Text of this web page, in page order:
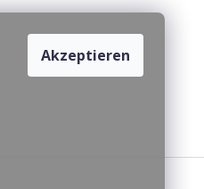
Akzeptieren